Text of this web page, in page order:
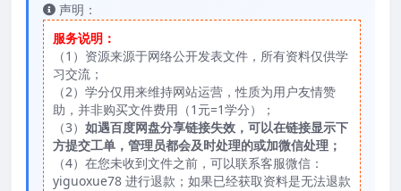
声明：
服务说明：
（1）资源来源于网络公开发表文件，所有资料仅供学
习交流；
（2）学分仅用来维持网站运营，性质为用户友情赞
助，并非购买文件费用（1元=1学分）；
（3） 如遇百度网盘分享链接失效，可以在链接显示下
方提交工单，管理员都会及时处理的或加微信处理；
（4）在您未收到文件之前，可以联系客服微信：
yiguoxue78 进行退款；如果已经获取资料是无法退款